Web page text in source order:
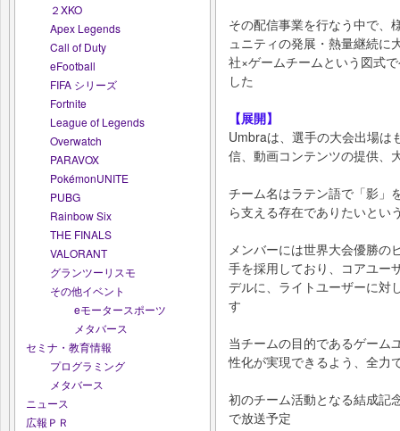
２XKO
Apex Legends
Call of Duty
eFootball
FIFA シリーズ
Fortnite
League of Legends
Overwatch
PARAVOX
PokémonUNITE
PUBG
Rainbow Six
THE FINALS
VALORANT
グランツーリスモ
その他イベント
eモータースポーツ
メタバース
セミナ・教育情報
プログラミング
メタバース
ニュース
広報ＰＲ
その配信事業を行なう中で、
ュニティの発展・熱量継続に
社×ゲームチームという図式
した
【展開】
Umbraは、選手の大会出場は
信、動画コンテンツの提供、
チーム名はラテン語で「影」
ら支える存在でありたいとい
メンバーには世界大会優勝の
手を採用しており、コアユー
デルに、ライトユーザーに対
す
当チームの目的であるゲーム
性化が実現できるよう、全力
初のチーム活動となる結成記
で放送予定